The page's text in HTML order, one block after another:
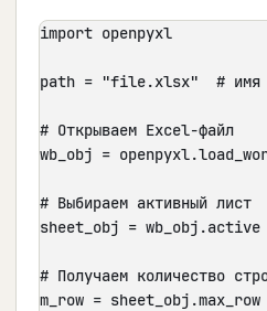
import openpyxl
path = "file.xlsx"  # имя
# Открываем Excel-файл
wb_obj =
# Выбираем активный лист
sheet_obj = wb_obj.active
# Получаем количество
m_row = sheet_obj.max_row